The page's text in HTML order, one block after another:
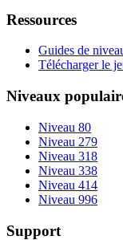
Ressources
Guides de
Télécharger le
Niveaux
Niveau 80
Niveau 279
Niveau 318
Niveau 338
Niveau 414
Niveau 996
Support